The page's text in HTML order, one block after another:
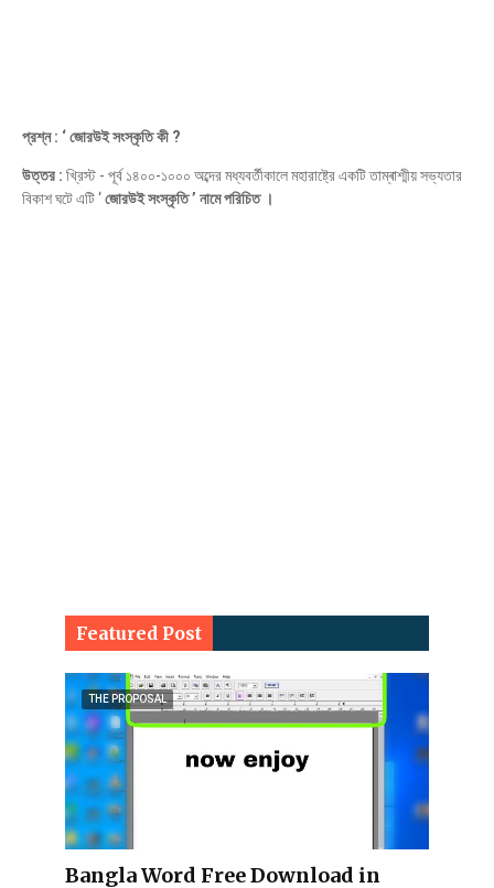
প্রশ্ন : ‘ জোরউই সংস্কৃতি কী ?
উত্তর : খ্রিস্ট - পূর্ব ১৪০০-১০০০ অব্দের মধ্যবর্তীকালে মহারাষ্ট্রে একটি তাম্ৰাশ্মীয় সভ্যতার
বিকাশ ঘটে এটি ‘জোরউই সংস্কৃতি ’ নামে পরিচিত ।
Featured Post
THE PROPOSAL
Bangla Word Free Download in